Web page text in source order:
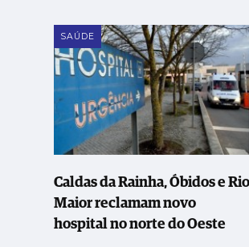
SAÚDE
Caldas da Rainha, Óbidos e Rio
Maior reclamam novo
hospital no norte do Oeste